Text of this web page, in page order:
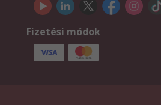
Fizetési módok